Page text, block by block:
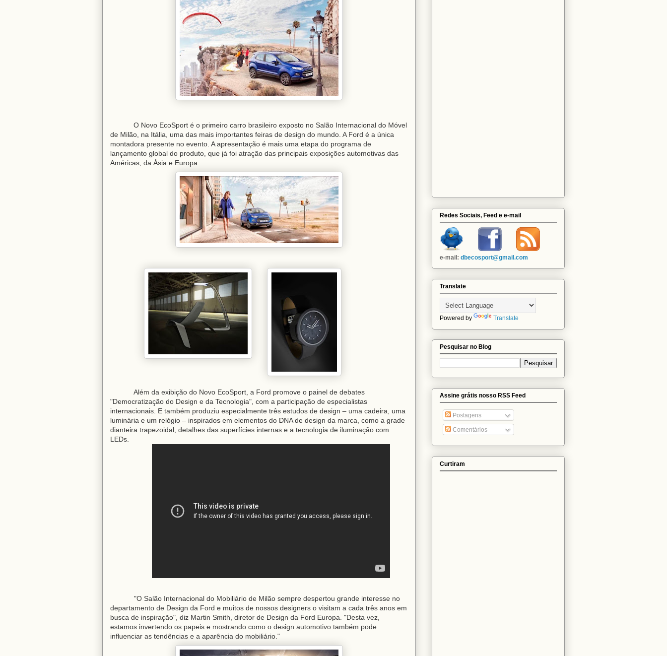
O Novo EcoSport é o primeiro carro brasileiro exposto no Salão Internacional do Móvel
de Milão, na Itália, uma das mais importantes feiras de design do mundo. A Ford é a única
montadora presente no evento. A apresentação é mais uma etapa do programa de
lançamento global do produto, que já foi atração das principais exposições automotivas das
Américas, da Ásia e Europa.
Além da exibição do Novo EcoSport, a Ford promove o painel de debates
"Democratização do Design e da Tecnologia", com a participação de especialistas
internacionais. E também produziu especialmente três estudos de design – uma cadeira, uma
luminária e um relógio – inspirados em elementos do DNA de design da marca, como a grade
dianteira trapezoidal, detalhes das superfícies internas e a tecnologia de iluminação com
LEDs.
"O Salão Internacional do Mobiliário de Milão sempre despertou grande interesse no
departamento de Design da Ford e muitos de nossos designers o visitam a cada três anos em
busca de inspiração", diz Martin Smith, diretor de Design da Ford Europa. "Desta vez,
estamos invertendo os papeis e mostrando como o design automotivo também pode
influenciar as tendências e a aparência do mobiliário."
Redes Sociais, Feed e e-mail
e-mail: dbecosport@gmail.com
Translate
Powered by Translate
Pesquisar no Blog
Assine grátis nosso RSS Feed
Postagens
Comentários
Curtiram